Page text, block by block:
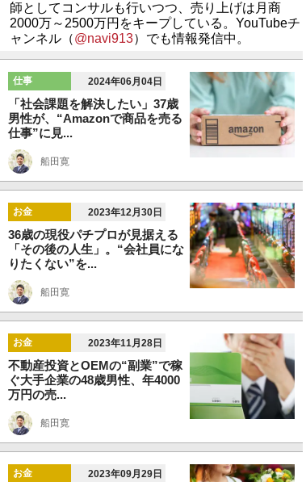
師としてコンサルも行いつつ、売り上げは月商
2000万～2500万円をキープしている。YouTubeチ
ャンネル（@navi913）でも情報発信中。
仕事 2024年06月04日
「社会課題を解決したい」37歳
男性が、“Amazonで商品を売る
仕事”に見...
船田寛
お金 2023年12月30日
36歳の現役パチプロが見据える
「その後の人生」。“会社員にな
りたくない”を...
船田寛
お金 2023年11月28日
不動産投資とOEMの“副業”で稼
ぐ大手企業の48歳男性、年4000
万円の売...
船田寛
お金 2023年09月29日